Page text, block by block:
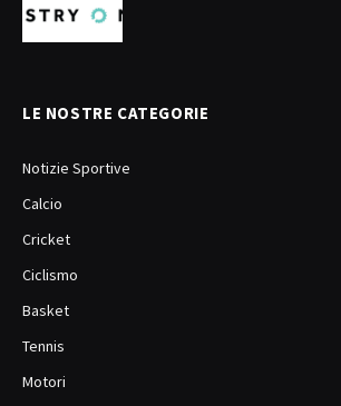
LE NOSTRE CATEGORIE
Notizie Sportive
Calcio
Cricket
Ciclismo
Basket
Tennis
Motori